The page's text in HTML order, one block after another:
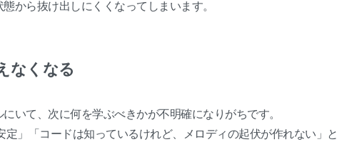
から抜け出しにくくなってしまいます。
なくなる
いて、次に何を学ぶべきかが不明確になりがちです。
定」「コードは知っているけれど、メロディの起伏が作れない」と